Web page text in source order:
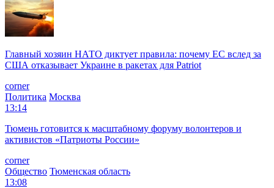
Главный хозяин НАТО диктует правила: почему ЕС вслед за
США отказывает Украине в ракетах для Patriot
corner
Политика Москва
13:14
Тюмень готовится к масштабному форуму волонтеров и
активистов «Патриоты России»
corner
Общество Тюменская область
13:08